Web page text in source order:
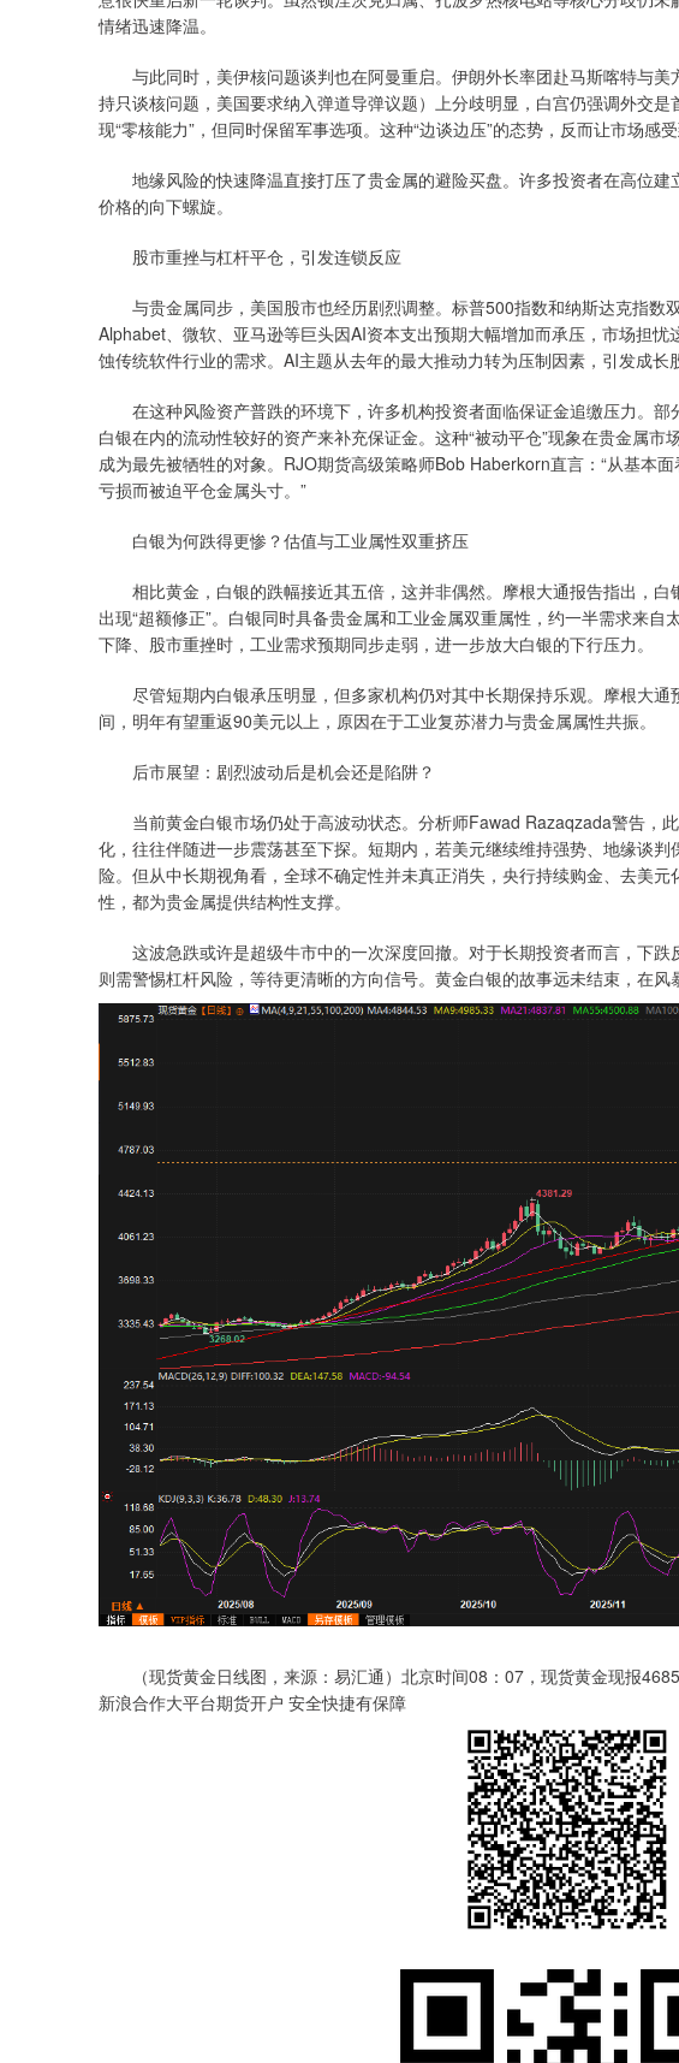
情绪迅速降温。
与此同时，美伊核问题谈判也在阿曼重启。伊朗外长率团赴马斯喀特与美
持只谈核问题，美国要求纳入弹道导弹议题）上分歧明显，白宫仍强调外交
现“零核能力”，但同时保留军事选项。这种“边谈边压”的态势，反而让市场感
地缘风险的快速降温直接打压了贵金属的避险买盘。许多投资者在高位建
价格的向下螺旋。
股市重挫与杠杆平仓，引发连锁反应
与贵金属同步，美国股市也经历剧烈调整。标普500指数和纳斯达克指数
Alphabet、微软、亚马逊等巨头因AI资本支出预期大幅增加而承压，市场担
蚀传统软件行业的需求。AI主题从去年的最大推动力转为压制因素，引发成长
在这种风险资产普跌的环境下，许多机构投资者面临保证金追缴压力。部
白银在内的流动性较好的资产来补充保证金。这种“被动平仓”现象在贵金属市
成为最先被牺牲的对象。RJO期货高级策略师Bob Haberkorn直言：“从基本
亏损而被迫平仓金属头寸。”
白银为何跌得更惨？估值与工业属性双重挤压
相比黄金，白银的跌幅接近其五倍，这并非偶然。摩根大通报告指出，白
出现“超额修正”。白银同时具备贵金属和工业金属双重属性，约一半需求来
下降、股市重挫时，工业需求预期同步走弱，进一步放大白银的下行压力。
尽管短期内白银承压明显，但多家机构仍对其中长期保持乐观。摩根大通
间，明年有望重返90美元以上，原因在于工业复苏潜力与贵金属属性共振。
后市展望：剧烈波动后是机会还是陷阱？
当前黄金白银市场仍处于高波动状态。分析师Fawad Razaqzada警告，
化，往往伴随进一步震荡甚至下探。短期内，若美元继续维持强势、地缘谈
险。但从中长期视角看，全球不确定性并未真正消失，央行持续购金、去美
性，都为贵金属提供结构性支撑。
这波急跌或许是超级牛市中的一次深度回撤。对于长期投资者而言，下跌
则需警惕杠杆风险，等待更清晰的方向信号。黄金白银的故事远未结束，在风
（现货黄金日线图，来源：易汇通）北京时间08：07，现货黄金现报
新浪合作大平台期货开户 安全快捷有保障